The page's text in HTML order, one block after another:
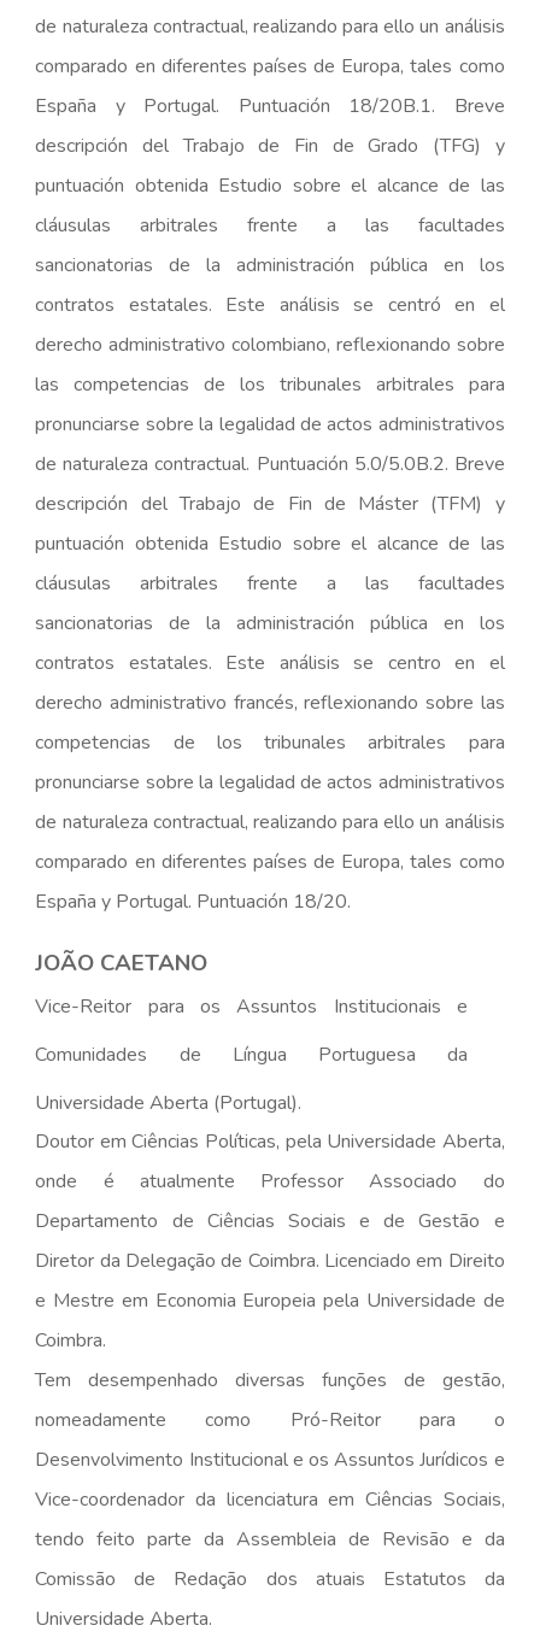
de naturaleza contractual, realizando para ello un análisis
comparado en diferentes países de Europa, tales como
España y Portugal. Puntuación 18/20B.1. Breve
descripción del Trabajo de Fin de Grado (TFG) y
puntuación obtenida Estudio sobre el alcance de las
cláusulas arbitrales frente a las facultades
sancionatorias de la administración pública en los
contratos estatales. Este análisis se centró en el
derecho administrativo colombiano, reflexionando sobre
las competencias de los tribunales arbitrales para
pronunciarse sobre la legalidad de actos administrativos
de naturaleza contractual. Puntuación 5.0/5.0B.2. Breve
descripción del Trabajo de Fin de Máster (TFM) y
puntuación obtenida Estudio sobre el alcance de las
cláusulas arbitrales frente a las facultades
sancionatorias de la administración pública en los
contratos estatales. Este análisis se centro en el
derecho administrativo francés, reflexionando sobre las
competencias de los tribunales arbitrales para
pronunciarse sobre la legalidad de actos administrativos
de naturaleza contractual, realizando para ello un análisis
comparado en diferentes países de Europa, tales como
España y Portugal. Puntuación 18/20.
JOÃO CAETANO
Vice-Reitor para os Assuntos Institucionais e
Comunidades de Língua Portuguesa da
Universidade Aberta (Portugal).
Doutor em Ciências Políticas, pela Universidade Aberta,
onde é atualmente Professor Associado do
Departamento de Ciências Sociais e de Gestão e
Diretor da Delegação de Coimbra. Licenciado em Direito
e Mestre em Economia Europeia pela Universidade de
Coimbra.
Tem desempenhado diversas funções de gestão,
nomeadamente como Pró-Reitor para o
Desenvolvimento Institucional e os Assuntos Jurídicos e
Vice-coordenador da licenciatura em Ciências Sociais,
tendo feito parte da Assembleia de Revisão e da
Comissão de Redação dos atuais Estatutos da
Universidade Aberta.